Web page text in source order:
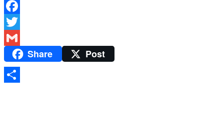
WhatsApp
Facebook
Twitter
Gmail Share Post